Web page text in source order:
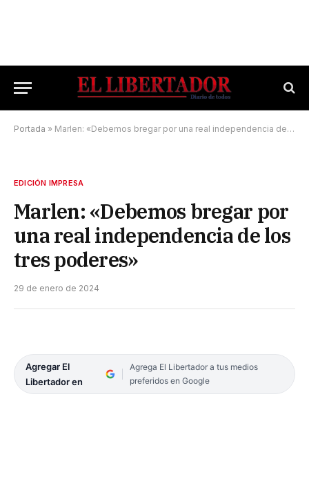
Portada » Marlen: «Debemos bregar por una real independencia de los tres poderes»
EDICIÓN IMPRESA
Marlen: «Debemos bregar por
una real independencia de los
tres poderes»
29 de enero de 2024
Agregar El
Libertador en
Agrega El Libertador a tus medios
preferidos en Google